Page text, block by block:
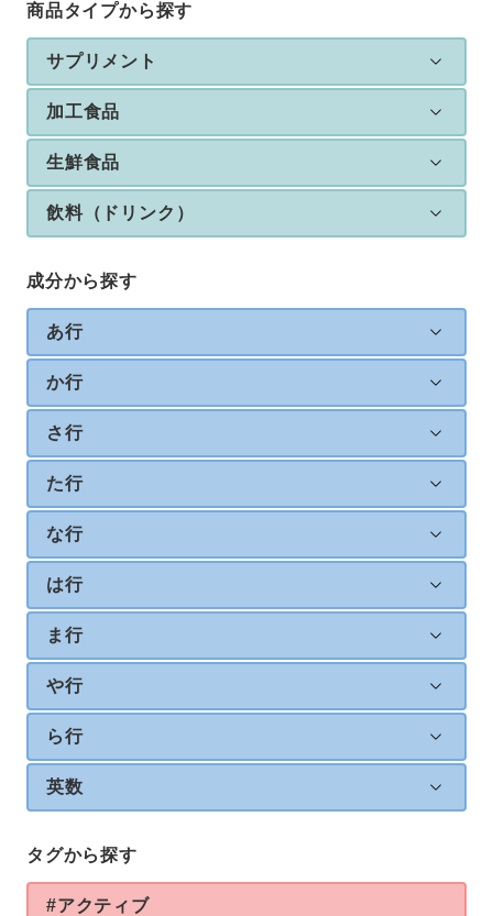
商品タイプから探す
サプリメント
加工食品
生鮮食品
飲料（ドリンク）
成分から探す
あ行
か行
さ行
た行
な行
は行
ま行
や行
ら行
英数
タグから探す
#アクティブ